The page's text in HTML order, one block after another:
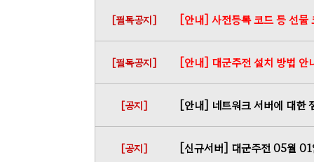
[필독공지] [안내] 사전등록 코드 등 선물
[필독공지] [안내] 대군주전 설치 방법 안
[공지] [안내] 네트워크 서버에 대한
[공지] [신규서버] 대군주전 05월